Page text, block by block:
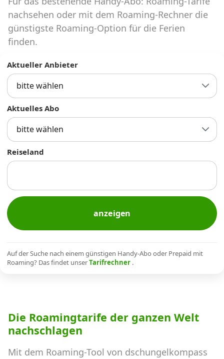
Abos für Tablets, Hotspots und Smart
Watches
Infos
Alle Anbieter
Mobilfunknetz Schweiz
Handy-Abo kündigen oder
Alle Mobile-Vergleiche
Internet, TV, Telefon
nachsehen oder mit dem Roaming-Rechner die
günstigste Roaming-Option für die Ferien
finden.
Aktueller Anbieter
bitte wählen
Aktuelles Abo
bitte wählen
Reiseland
anzeigen
Auf der Suche nach einem günstigen Handy-Abo oder Prepaid mit
Roaming? Das findet unserTarifrechner .
Die Roamingtarife der ganzen Welt
nachschlagen
Mit dem Roaming-Tool von dschungelkompass